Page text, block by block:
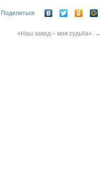
Поделиться
«Наш завод – моя судьба». →